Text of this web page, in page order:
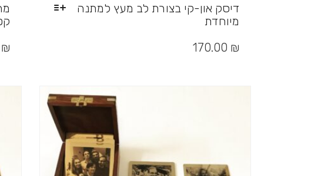
דיסק און-קי בצורת לב מעץ למתנה
מיוחדת
זה 170.00 ₪
זה
₪